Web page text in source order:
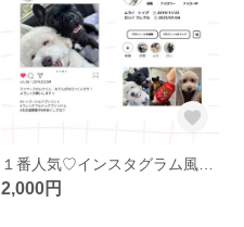
１番人気♡インスタグラム風♡うちの子名刺 両面印刷100枚
2,000円